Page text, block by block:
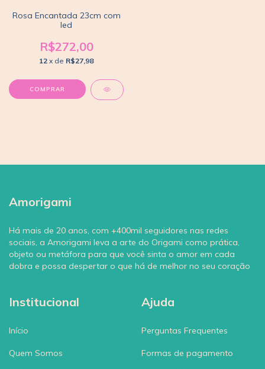
Rosa Encantada 23cm com
led
R$272,00
12 x de R$27,98
Amorigami
Há mais de 20 anos, com +400mil seguidores nas redes
sociais, a Amorigami leva a arte do Origami como prática,
objeto ou metáfora para que você sinta o amor em cada
dobra e possa despertar o que há de melhor no seu coração
Institucional
Início
Quem Somos
Ajuda
Perguntas Frequentes
Formas de pagamento